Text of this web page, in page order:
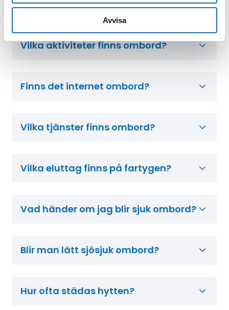
Avvisa
Vilken valuta används ombord?
Vilka aktiviteter finns ombord?
Finns det internet ombord?
Vilka tjänster finns ombord?
Vilka eluttag finns på fartygen?
Vad händer om jag blir sjuk ombord?
Blir man lätt sjösjuk ombord?
Hur ofta städas hytten?